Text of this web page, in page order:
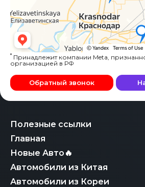
Полезные ссылки
Главная
Новые Авто🔥
Автомобили из Китая
Автомобили из Кореи
* Принадлежит компании Meta,
организацией в РФ
Обратный звонок